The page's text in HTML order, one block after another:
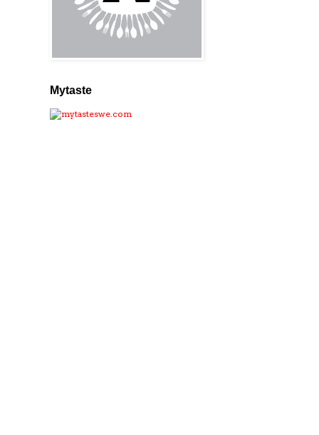
Mytaste